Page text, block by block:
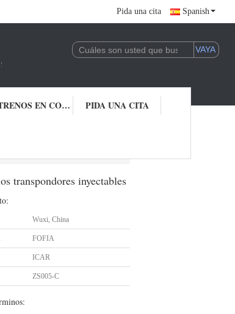
Pida una cita Spanish
ÉNTRENOS EN CONTACTO CON PIDA UNA CITA
transpondores inyectables
Wuxi, China
FOFIA
ICAR
ZS005-C